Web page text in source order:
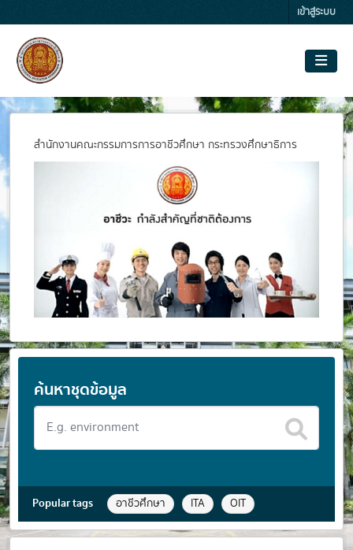
เข้าสู่ระบบ
สำนักงานคณะกรรมการการอาชีวศึกษา กระทรวงศึกษาธิการ
ค้นหาชุดข้อมูล
Popular tags อาชีวศึกษา ITA OIT